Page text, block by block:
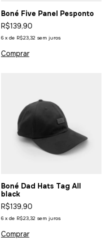
Boné Five Panel Pesponto
R$139,90
6 x de R$23,32 sem juros
Boné Dad Hats Tag All
black
R$139,90
6 x de R$23,32 sem juros